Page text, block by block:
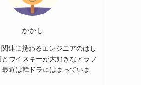
かかし
連に携わるエンジニアのはし
とウイスキーが大好きなアラフ
最近は韓ドラにはまっていま